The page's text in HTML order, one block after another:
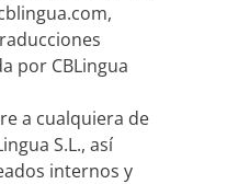
por CBLingua
a cualquiera de
S.L., así
internos y